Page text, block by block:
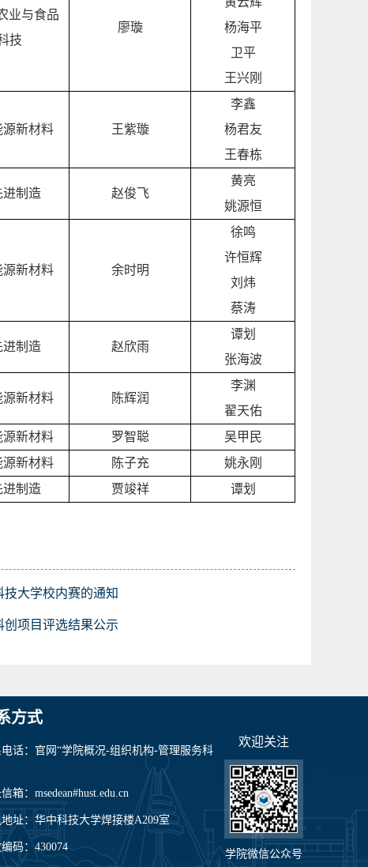
业与食品
技
廖璇
杨海平
卫平
王兴刚
源新材料 王紫璇
李鑫
杨君友
王春栋
进制造 赵俊飞
黄亮
姚源恒
源新材料 余时明
徐鸣
许恒辉
刘炜
蔡涛
进制造 赵欣雨
谭划
张海波
源新材料 陈辉润
李渊
翟天佑
源新材料 罗智聪
吴甲民
源新材料 陈子充
姚永刚
进制造 贾竣祥 谭划
技大学校内赛的通知
创项目评选结果公示
方式
话：官网“学院概况-组织机构-管理服务科
箱：msedean#hust.edu.cn
址：华中科技大学焊接楼A209室
码：430074
欢迎关注
学院微信公众号